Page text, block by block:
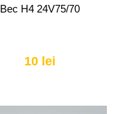
Bec H4 24V75/70
10 lei